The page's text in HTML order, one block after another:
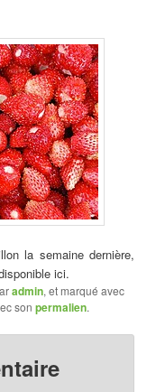
la semaine dernière,
ici.
admin, et marqué avec
sonpermalien.